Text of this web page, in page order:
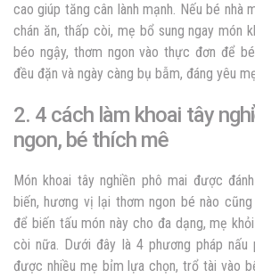
cao giúp tăng cân lành mạnh. Nếu bé nhà
chán ăn, thấp còi, mẹ bổ sung ngay món
béo ngậy, thơm ngon vào thực đơn để
đều đặn và ngày càng bụ bẫm, đáng yêu
2. 4 cách làm khoai tây
ngon, bé thích mê
Món khoai tây nghiền phô mai được
biến, hương vị lại thơm ngon bé nào
để biến tấu món này cho đa dạng, mẹ
còi nữa. Dưới đây là 4 phương pháp nấu
được nhiều mẹ bỉm lựa chọn, trổ tài vào